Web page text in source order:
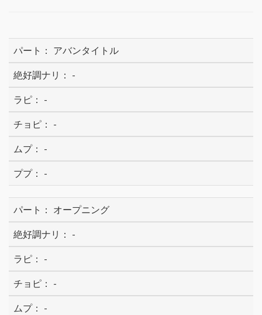
アバンタイトル
-
-
-
-
-
オープニング
-
-
-
-